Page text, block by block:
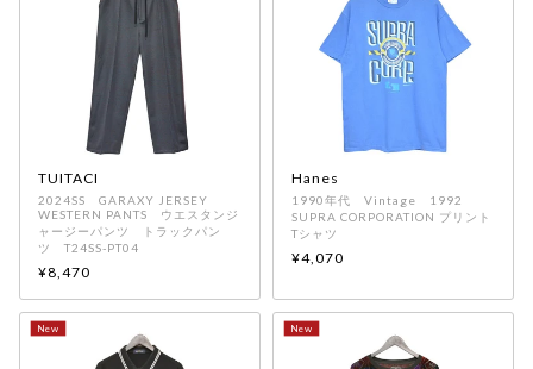
TUITACI
2024SS GARAXY JERSEY
WESTERN PANTS ウエスタンジ
ャージーパンツ トラックパン
ツ T24SS-PT04
¥8,470
Hanes
1990年代 Vintage 1992
SUPRA CORPORATION プリント
Tシャツ
¥4,070